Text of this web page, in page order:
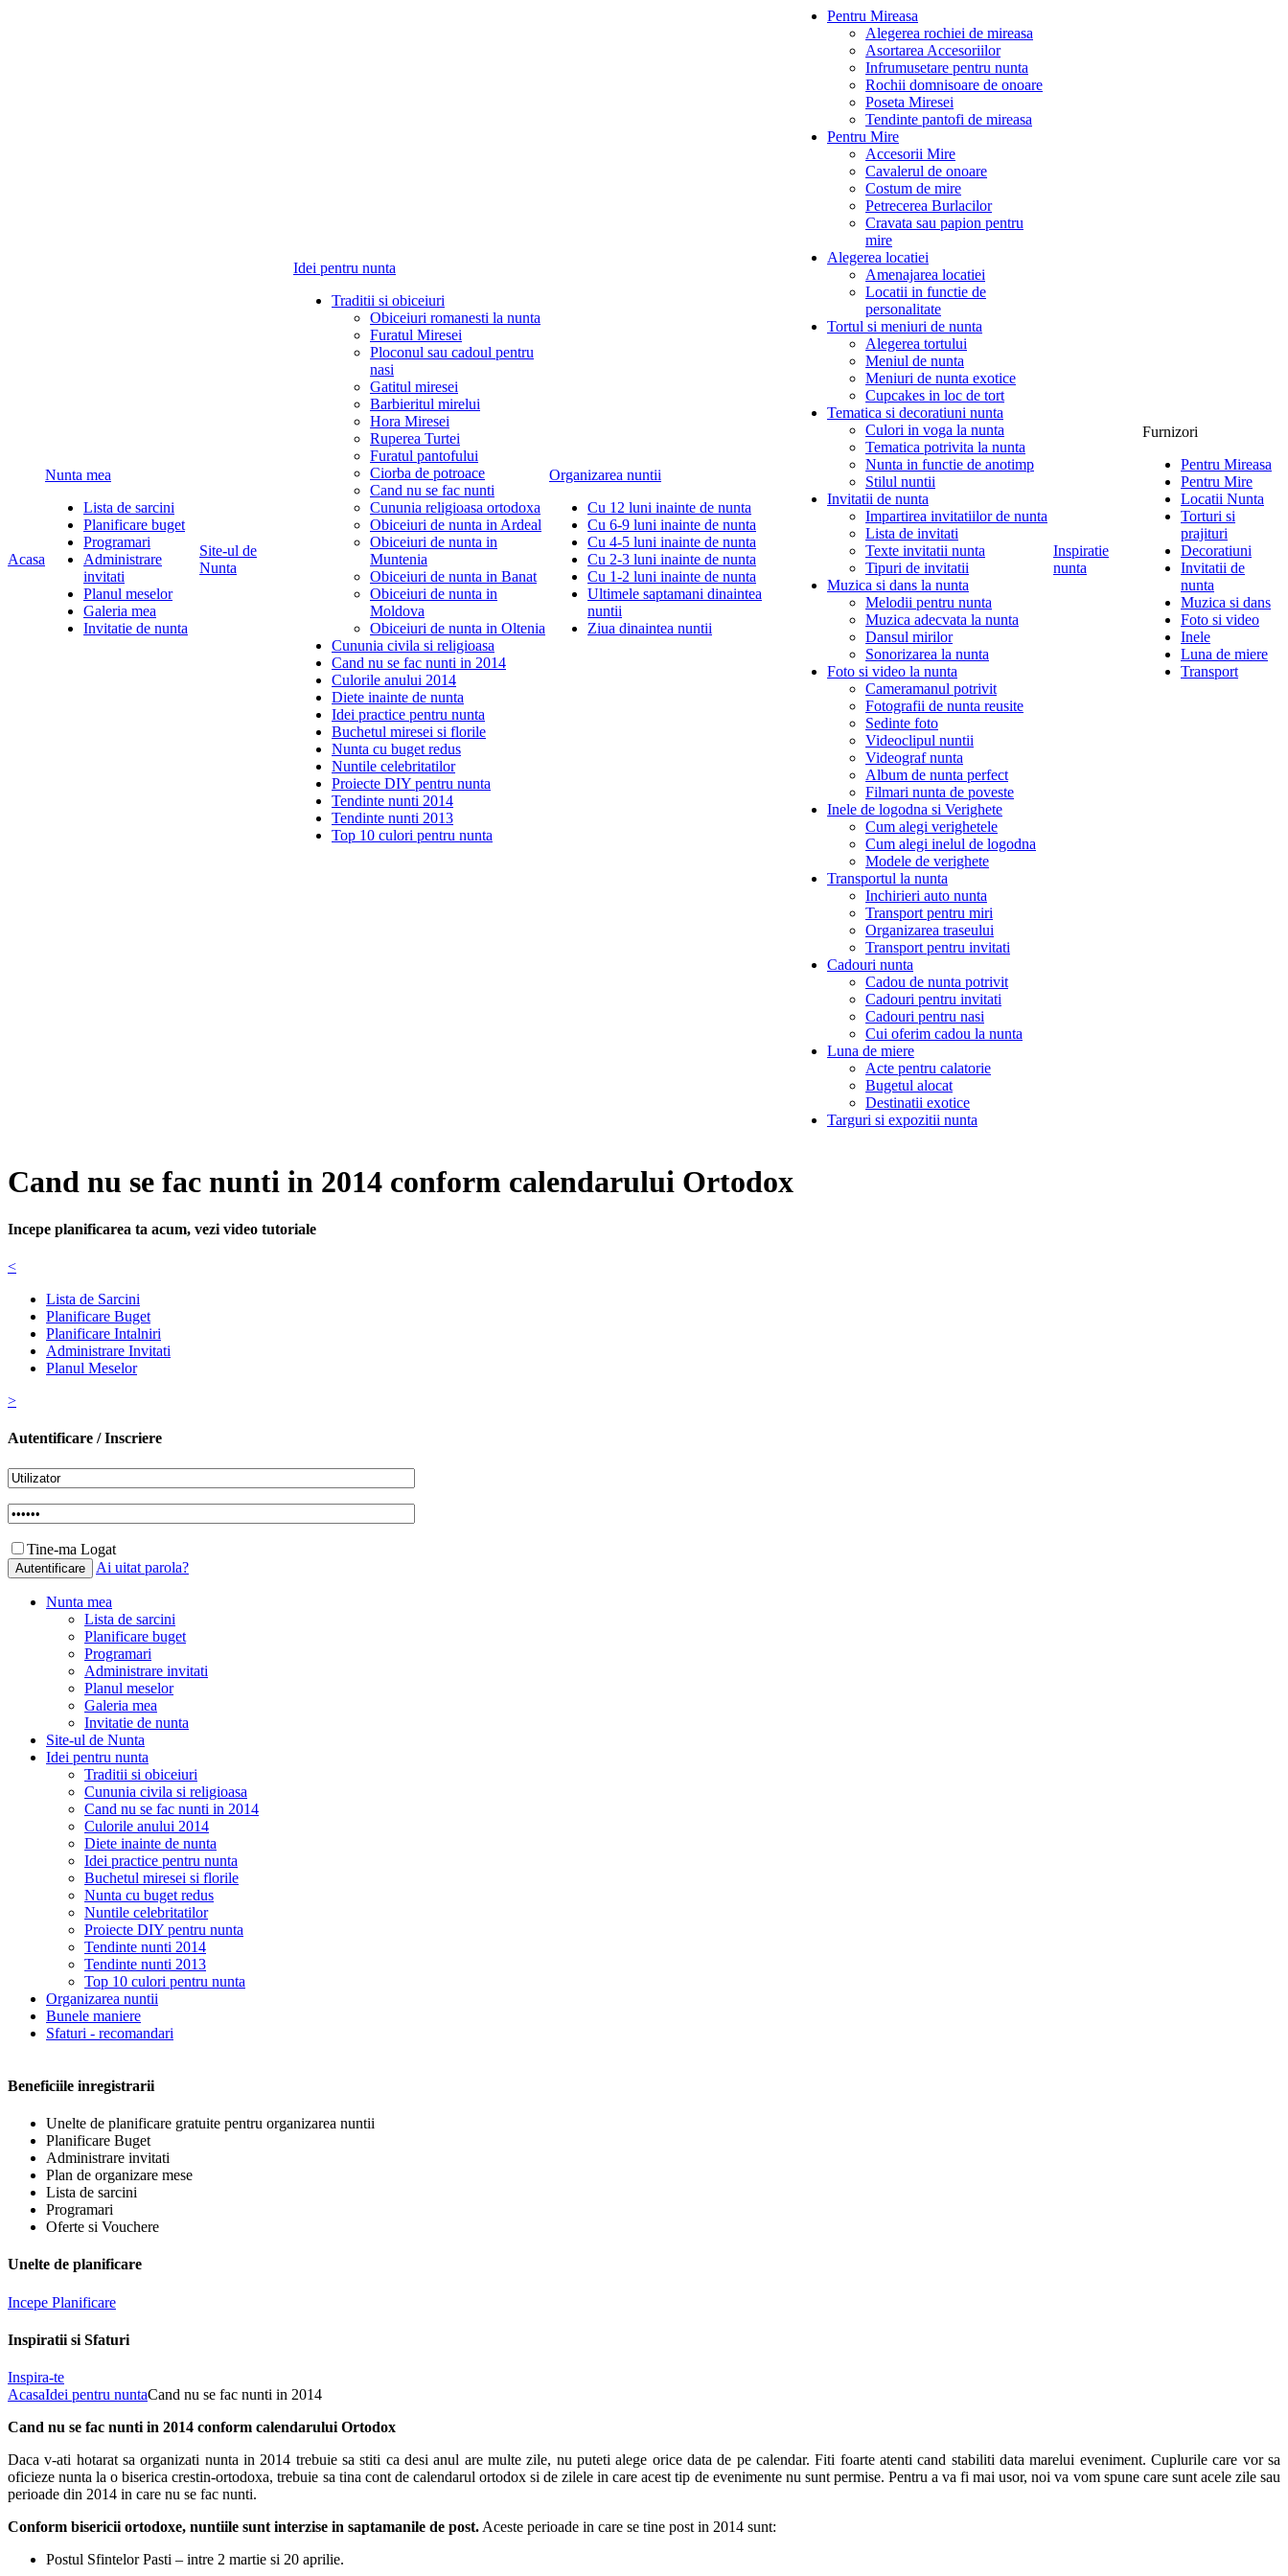
Acasa
Nunta mea
Lista de sarcini
Planificare buget
Programari
Administrare
invitati
Planul meselor
Galeria mea
Invitatie de nunta
Site-ul de
Nunta
Idei pentru nunta
Traditii si obiceiuri
Obiceiuri romanesti la nunta
Furatul Miresei
Ploconul sau cadoul pentru
nasi
Gatitul miresei
Barbieritul mirelui
Hora Miresei
Ruperea Turtei
Furatul pantofului
Ciorba de potroace
Cand nu se fac nunti
Cununia religioasa ortodoxa
Obiceiuri de nunta in Ardeal
Obiceiuri de nunta in
Muntenia
Obiceiuri de nunta in Banat
Obiceiuri de nunta in
Moldova
Obiceiuri de nunta in Oltenia
Cununia civila si religioasa
Cand nu se fac nunti in 2014
Culorile anului 2014
Diete inainte de nunta
Idei practice pentru nunta
Buchetul miresei si florile
Nunta cu buget redus
Nuntile celebritatilor
Proiecte DIY pentru nunta
Tendinte nunti 2014
Tendinte nunti 2013
Top 10 culori pentru nunta
Organizarea nuntii
Cu 12 luni inainte de nunta
Cu 6-9 luni inainte de nunta
Cu 4-5 luni inainte de nunta
Cu 2-3 luni inainte de nunta
Cu 1-2 luni inainte de nunta
Ultimele saptamani dinaintea
nuntii
Ziua dinaintea nuntii
Pentru Mireasa
Alegerea rochiei de mireasa
Asortarea Accesoriilor
Infrumusetare pentru nunta
Rochii domnisoare de onoare
Poseta Miresei
Tendinte pantofi de mireasa
Pentru Mire
Accesorii Mire
Cavalerul de onoare
Costum de mire
Petrecerea Burlacilor
Cravata sau papion pentru
mire
Alegerea locatiei
Amenajarea locatiei
Locatii in functie de
personalitate
Tortul si meniuri de nunta
Alegerea tortului
Meniul de nunta
Meniuri de nunta exotice
Cupcakes in loc de tort
Tematica si decoratiuni nunta
Culori in voga la nunta
Tematica potrivita la nunta
Nunta in functie de anotimp
Stilul nuntii
Invitatii de nunta
Impartirea invitatiilor de nunta
Lista de invitati
Texte invitatii nunta
Tipuri de invitatii
Muzica si dans la nunta
Melodii pentru nunta
Muzica adecvata la nunta
Dansul mirilor
Sonorizarea la nunta
Foto si video la nunta
Cameramanul potrivit
Fotografii de nunta reusite
Sedinte foto
Videoclipul nuntii
Videograf nunta
Album de nunta perfect
Filmari nunta de poveste
Inele de logodna si Verighete
Cum alegi verighetele
Cum alegi inelul de logodna
Modele de verighete
Transportul la nunta
Inchirieri auto nunta
Transport pentru miri
Organizarea traseului
Transport pentru invitati
Cadouri nunta
Cadou de nunta potrivit
Cadouri pentru invitati
Cadouri pentru nasi
Cui oferim cadou la nunta
Luna de miere
Acte pentru calatorie
Bugetul alocat
Destinatii exotice
Targuri si expozitii nunta
Inspiratie
nunta
Furnizori
Pentru Mireasa
Pentru Mire
Locatii Nunta
Torturi si
prajituri
Decoratiuni
Invitatii de
nunta
Muzica si dans
Foto si video
Inele
Luna de miere
Transport
Cand nu se fac nunti in 2014 conform calendarului Ortodox
Incepe planificarea ta acum, vezi video tutoriale
<
Lista de Sarcini
Planificare Buget
Planificare Intalniri
Administrare Invitati
Planul Meselor
>
Autentificare / Inscriere
Tine-ma Logat
Ai uitat parola?
Nunta mea
Lista de sarcini
Planificare buget
Programari
Administrare invitati
Planul meselor
Galeria mea
Invitatie de nunta
Site-ul de Nunta
Idei pentru nunta
Traditii si obiceiuri
Cununia civila si religioasa
Cand nu se fac nunti in 2014
Culorile anului 2014
Diete inainte de nunta
Idei practice pentru nunta
Buchetul miresei si florile
Nunta cu buget redus
Nuntile celebritatilor
Proiecte DIY pentru nunta
Tendinte nunti 2014
Tendinte nunti 2013
Top 10 culori pentru nunta
Organizarea nuntii
Bunele maniere
Sfaturi - recomandari
Beneficiile inregistrarii
Unelte de planificare gratuite pentru organizarea nuntii
Planificare Buget
Administrare invitati
Plan de organizare mese
Lista de sarcini
Programari
Oferte si Vouchere
Unelte de planificare
Incepe Planificare
Inspiratii si Sfaturi
Inspira-te
AcasaIdei pentru nuntaCand nu se fac nunti in 2014
Cand nu se fac nunti in 2014 conform calendarului Ortodox
Daca v-ati hotarat sa organizati nunta in 2014 trebuie sa stiti ca desi anul are multe zile, nu puteti alege orice data de pe calendar. Fiti foarte atenti cand stabiliti data marelui eveniment. Cuplurile care vor sa
oficieze nunta la o biserica crestin-ortodoxa, trebuie sa tina cont de calendarul ortodox si de zilele in care acest tip de evenimente nu sunt permise. Pentru a va fi mai usor, noi va vom spune care sunt acele zile sau
perioade din 2014 in care nu se fac nunti.
Conform bisericii ortodoxe, nuntiile sunt interzise in saptamanile de post. Aceste perioade in care se tine post in 2014 sunt:
Postul Sfintelor Pasti – intre 2 martie si 20 aprilie.